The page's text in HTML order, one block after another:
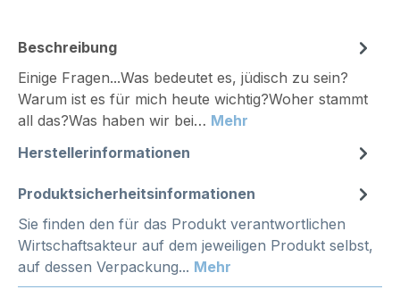
Beschreibung
Einige Fragen...Was bedeutet es, jüdisch zu sein?
Warum ist es für mich heute wichtig?Woher stammt
all das?Was haben wir bei… Mehr
Herstellerinformationen
Produktsicherheitsinformationen
Sie finden den für das Produkt verantwortlichen
Wirtschaftsakteur auf dem jeweiligen Produkt selbst,
auf dessen Verpackung... Mehr